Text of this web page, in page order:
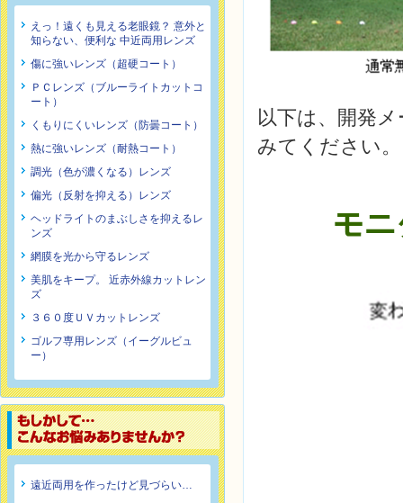
えっ！遠くも見える老眼鏡？ 意外と
知らない、便利な 中近両用レンズ
傷に強いレンズ（超硬コート）
ＰＣレンズ（ブルーライトカットコ
ート）
くもりにくいレンズ（防曇コート）
熱に強いレンズ（耐熱コート）
調光（色が濃くなる）レンズ
偏光（反射を抑える）レンズ
ヘッドライトのまぶしさを抑えるレ
ンズ
網膜を光から守るレンズ
美肌をキープ。 近赤外線カットレン
ズ
３６０度ＵＶカットレンズ
ゴルフ専用レンズ（イーグルビュ
ー）
遠近両用を作ったけど見づらい…
以下は、開発
みてください。